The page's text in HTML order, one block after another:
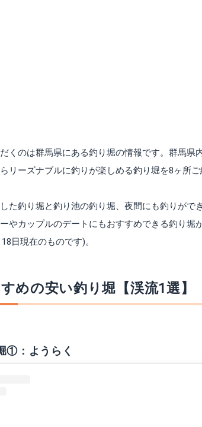
くのは群馬県にある釣り堀の情報です。群馬県
リーズナブルに釣りが楽しめる釣り堀を8ヶ所ご
た釣り堀と釣り池の釣り堀、夜間にも釣りがで
やカップルのデートにもおすすめできる釣り堀
日現在のものです)。
めの安い釣り堀【渓流1選】
①：ようらく